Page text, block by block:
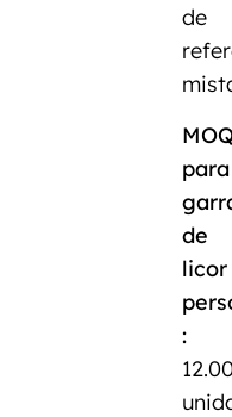
de
para
de
licor
: